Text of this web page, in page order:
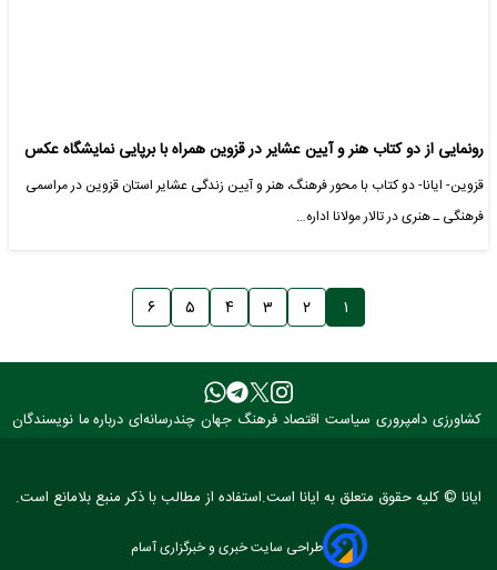
رونمایی از دو کتاب هنر و آیین عشایر در قزوین همراه با برپایی نمایشگاه عکس
قزوین- ایانا- دو کتاب با محور فرهنگ، هنر و آیین زندگی عشایر استان قزوین در مراسمی
فرهنگی ـ هنری در تالار مولانا اداره…
۱ ۲ ۳ ۴ ۵ ۶
کشاورزی دامپروری سیاست اقتصاد فرهنگ جهان چندرسانه‌ای درباره ما نویسندگان
ایانا © کلیه حقوق متعلق به ایانا است.استفاده از مطالب با ذکر منبع بلامانع است.
طراحی سایت خبری و خبرگزاری آسام